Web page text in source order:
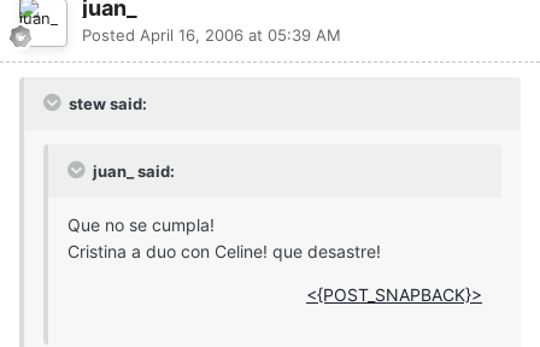
juan_
Posted April 16, 2006 at 05:39 AM
stew said:
juan_ said:
Que no se cumpla!
Cristina a duo con Celine! que desastre!
<{POST_SNAPBACK}>